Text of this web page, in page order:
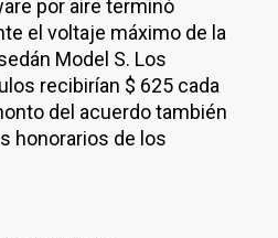
por aire terminó
el voltaje máximo de la
Model S. Los
recibirían $ 625 cada
del acuerdo también
honorarios de los